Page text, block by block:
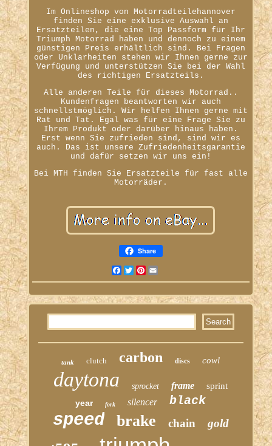
Im Onlineshop von Motorradteilehannover
finden Sie eine exklusive Auswahl an
Ersatzteilen, die eine Top Passform für Ihr
Triumph Motorrad haben und dennoch zu einem
günstigen Preis erhältlich sind. Bei Fragen
oder Unklarheiten stehen wir Ihnen gerne zur
Verfügung und unterstützen Sie bei der Wahl
des richtigen Ersatzteils.
Alle anderen Teile für dieses Motorrad..
Kundenfragen beantworten wir auch
schnellstmöglich. Wir helfen Ihnen gerne mit
Rat und Tat. Egal was für eine Frage Sie zu
Ihrem Produkt oder darüber hinaus haben.
Erst wenn Sie zufrieden sind, sind wir es
auch. Das ist unsere Zufriedenheitsgarantie
und dafür setzen wir uns ein!
Bei MTH finden Sie Ersatzteile für fast alle
Motorräder.
Share
Facebook
TwitterPinterest
tank clutch carbon discs cowl
daytona sprocket frame
sprint
year
fork silencer black
speed brake chain gold